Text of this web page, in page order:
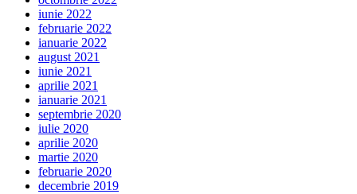
iunie 2022
februarie 2022
ianuarie 2022
august 2021
iunie 2021
aprilie 2021
ianuarie 2021
septembrie 2020
iulie 2020
aprilie 2020
martie 2020
februarie 2020
decembrie 2019